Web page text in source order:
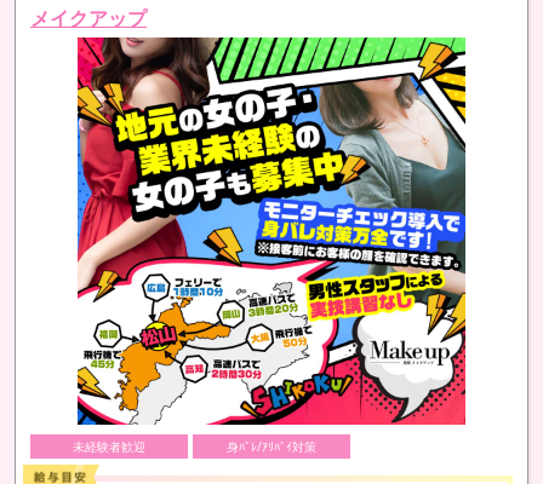
メイクアップ
未経験者歓迎 身ﾊﾞﾚ/ｱﾘﾊﾞｲ対策